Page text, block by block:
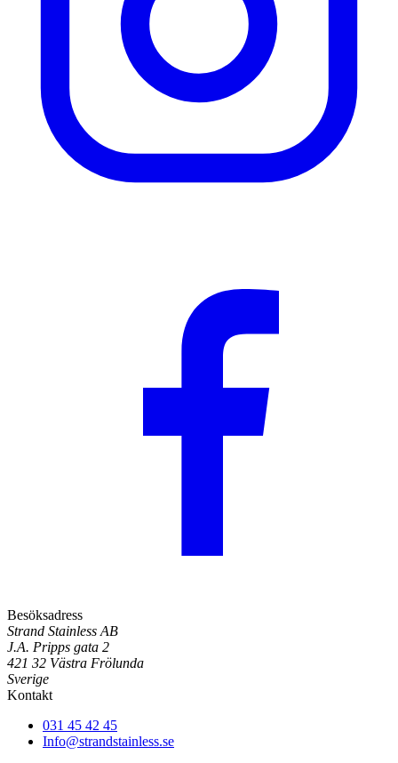
Besöksadress
Strand Stainless AB
J.A. Pripps gata 2
421 32 Västra Frölunda
Sverige
Kontakt
031 45 42 45
Info@strandstainless.se